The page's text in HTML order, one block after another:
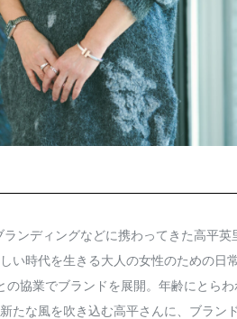
ンディングなどに携わってきた高平
い時代を生きる大人の女性のための日
の協業でブランドを展開。年齢にとら
たな風を吹き込む高平さんに、ブラン